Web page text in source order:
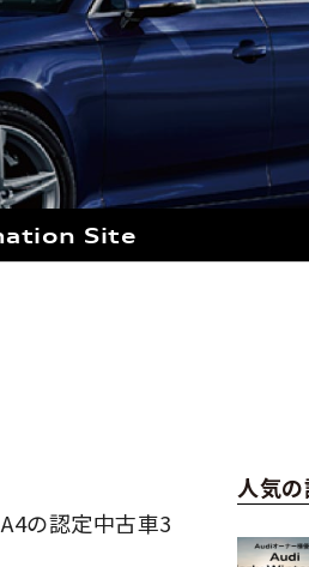
Site
の認定中古車3
人気